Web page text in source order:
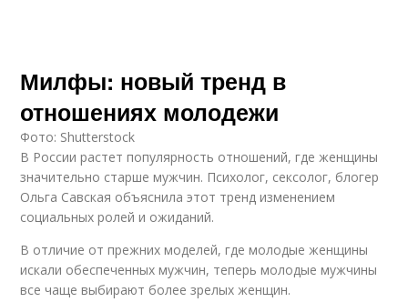
Милфы: новый тренд в
отношениях молодежи
Фото: Shutterstock
В России растет популярность отношений, где женщины
значительно старше мужчин. Психолог, сексолог, блогер
Ольга Савская объяснила этот тренд изменением
социальных ролей и ожиданий.
В отличие от прежних моделей, где молодые женщины
искали обеспеченных мужчин, теперь молодые мужчины
все чаще выбирают более зрелых женщин.